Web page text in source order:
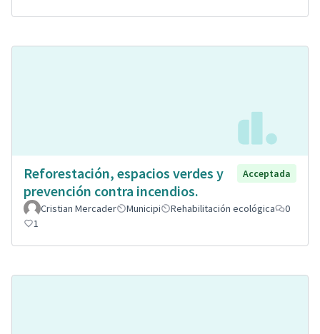
Reforestación, espacios verdes y
prevención contra incendios.
Acceptada
Cristian Mercader Municipi Rehabilitación ecológica
0
1